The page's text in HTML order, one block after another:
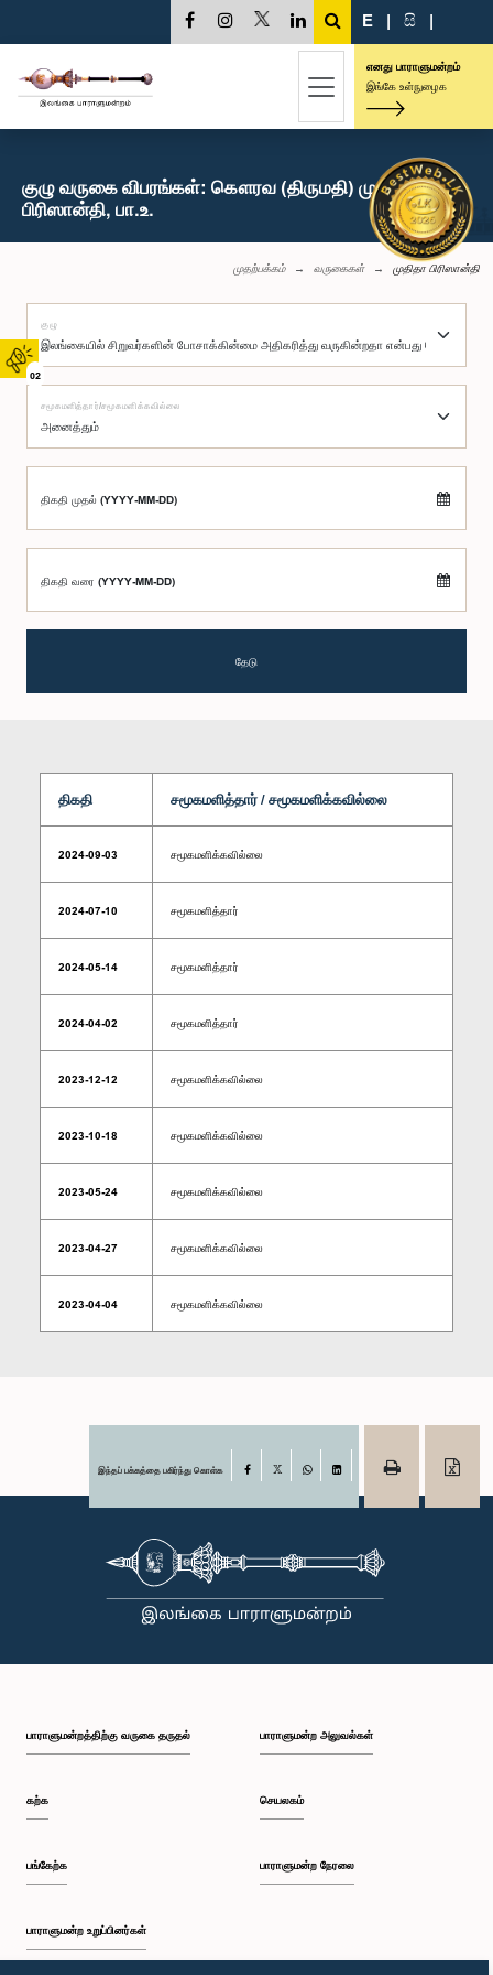
02
E | සි |
எனது பாராளுமன்றம்
இங்கே உள்நுழைக
குழு வருகை விபரங்கள்: கௌரவ (திருமதி) முதிதா
பிரிஸான்தி, பா.உ.
முதற்பக்கம் வருகைகள் முதிதா பிரிஸான்தி
குழு
சமூகமளித்தார்/சமூகமளிக்கவில்லை
திகதி முதல் (YYYY-MM-DD)
திகதி வரை (YYYY-MM-DD)
தேடு
திகதி சமூகமளித்தார் / சமூகமளிக்கவில்லை
2024-09-03 சமூகமளிக்கவில்லை
2024-07-10 சமூகமளித்தார்
2024-05-14 சமூகமளித்தார்
2024-04-02 சமூகமளித்தார்
2023-12-12 சமூகமளிக்கவில்லை
2023-10-18 சமூகமளிக்கவில்லை
2023-05-24 சமூகமளிக்கவில்லை
2023-04-27 சமூகமளிக்கவில்லை
2023-04-04 சமூகமளிக்கவில்லை
இந்தப் பக்கத்தை பகிர்ந்து கொள்க Facebook
பாராளுமன்றத்திற்கு வருகை தருதல்
கற்க
பங்கேற்க
பாராளுமன்ற உறுப்பினர்கள்
பாராளுமன்ற அலுவல்கள்
செயலகம்
பாராளுமன்ற நேரலை